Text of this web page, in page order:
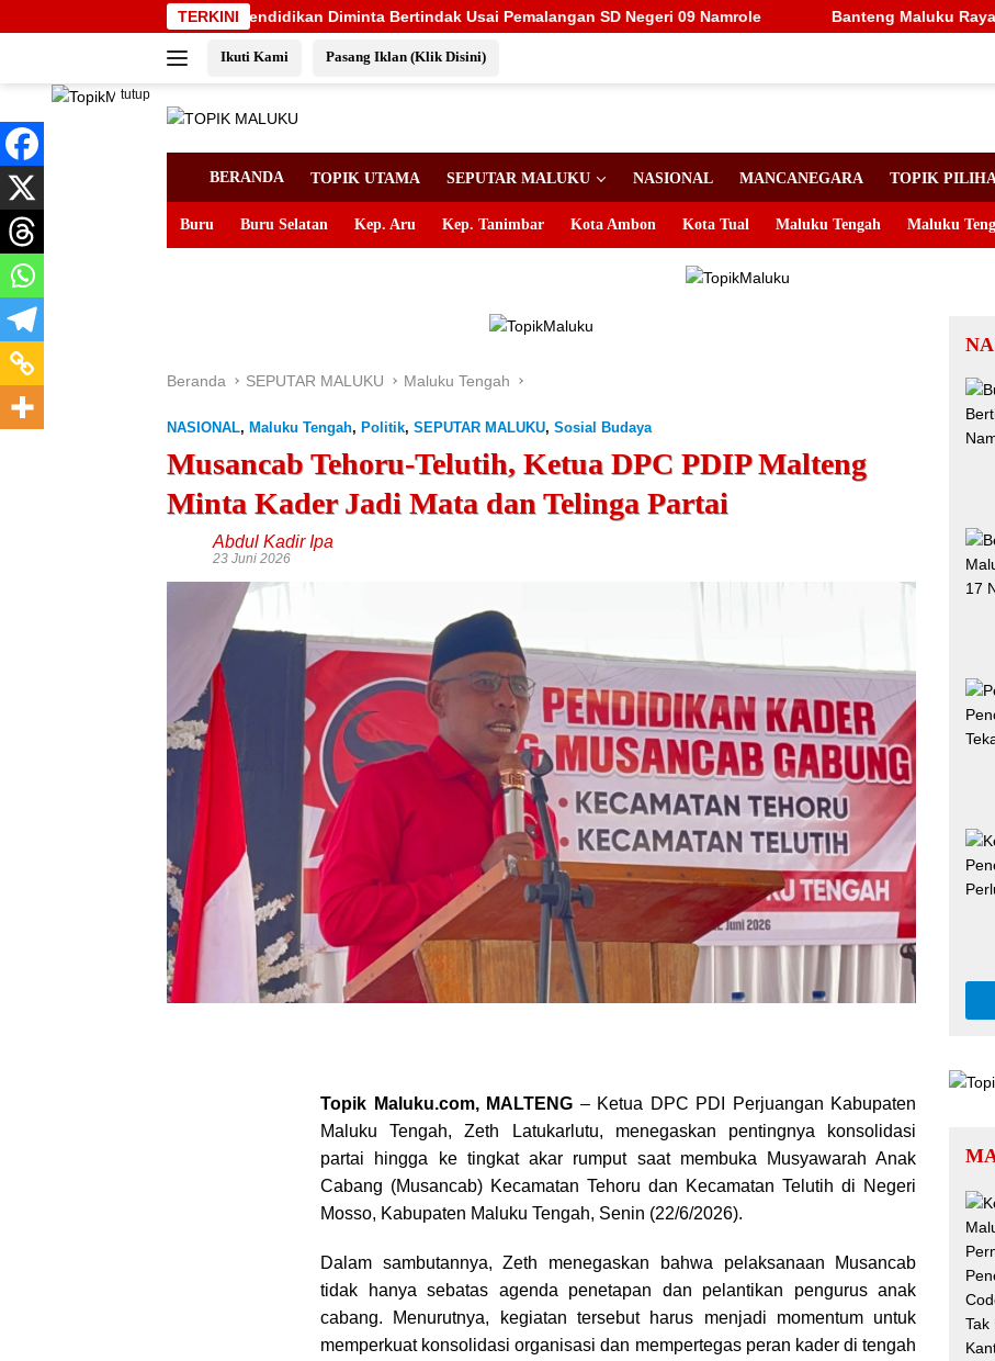
ke
TERKINI
dan Dinas Pendidikan Diminta Bertindak Usai Pemalangan SD Negeri 09 Namrole Banteng Maluku Raya Bertolak ke
Ikuti Kami Pasang Iklan (Klik Disini)
tutup
BERANDA TOPIK UTAMA SEPUTAR MALUKU NASIONAL MANCANEGARA TOPIK
Buru Buru Selatan Kep. Aru Kep. Tanimbar Kota Ambon Kota Tual Maluku Tengah Maluku
Beranda SEPUTAR MALUKU Maluku Tengah
NASIONAL, Maluku Tengah, Politik, SEPUTAR MALUKU, Sosial Budaya
Musancab Tehoru-Telutih, Ketua DPC PDIP Malteng
Minta Kader Jadi Mata dan Telinga Partai
Abdul Kadir Ipa
23 Juni 2026
Topik Maluku.com, MALTENG – Ketua DPC PDI Perjuangan Kabupaten
Maluku Tengah, Zeth Latukarlutu, menegaskan pentingnya konsolidasi
partai hingga ke tingkat akar rumput saat membuka Musyawarah Anak
Cabang (Musancab) Kecamatan Tehoru dan Kecamatan Telutih di Negeri
Mosso, Kabupaten Maluku Tengah, Senin (22/6/2026).
Dalam sambutannya, Zeth menegaskan bahwa pelaksanaan Musancab
tidak hanya sebatas agenda penetapan dan pelantikan pengurus anak
cabang. Menurutnya, kegiatan tersebut harus menjadi momentum untuk
memperkuat konsolidasi organisasi dan mempertegas peran kader di tengah